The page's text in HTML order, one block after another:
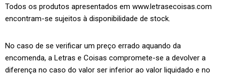
Todos os produtos apresentados em www.letrasecoisas.com
encontram-se sujeitos à disponibilidade de stock.
No caso de se verificar um preço errado aquando da
encomenda, a Letras e Coisas compromete-se a devolver a
diferença no caso do valor ser inferior ao valor liquidado e no